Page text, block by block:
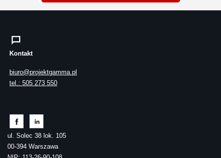
Kontakt
biuro@projektgamma.pl
tel.: 505 273 550
ul. Solec 38 lok. 105
00-394 Warszawa